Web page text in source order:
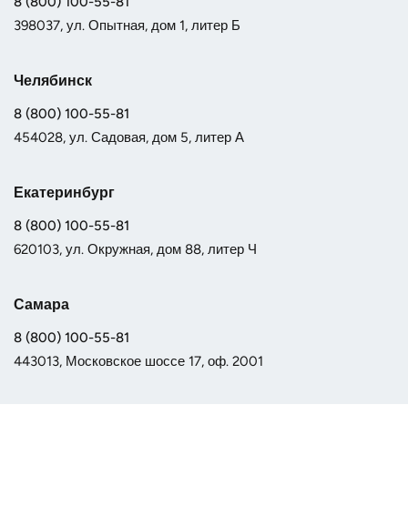
398037, ул. Опытная, дом 1, литер Б
Челябинск
8 (800) 100-55-81
454028, ул. Садовая, дом 5, литер А
Екатеринбург
8 (800) 100-55-81
620103, ул. Окружная, дом 88, литер Ч
Самара
8 (800) 100-55-81
443013, Московское шоссе 17, оф. 2001